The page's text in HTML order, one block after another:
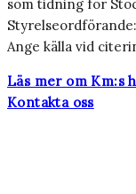
som tidning för
Ange källa vid
Läs mer om Km:s
Kontakta oss